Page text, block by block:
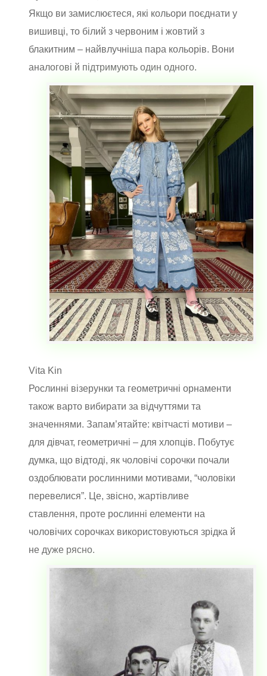
Якщо ви замислюєтеся, які кольори поєднати у
вишивці, то білий з червоним і жовтий з
блакитним – найвлучніша пара кольорів. Вони
аналогові й підтримують один одного.
Vita Kin
Рослинні візерунки та геометричні орнаменти
також варто вибирати за відчуттями та
значеннями. Запам’ятайте: квітчасті мотиви –
для дівчат, геометричні – для хлопців. Побутує
думка, що відтоді, як чоловічі сорочки почали
оздоблювати рослинними мотивами, “чоловіки
перевелися”. Це, звісно, жартівливе
ставлення, проте рослинні елементи на
чоловічих сорочках використовуються зрідка й
не дуже рясно.